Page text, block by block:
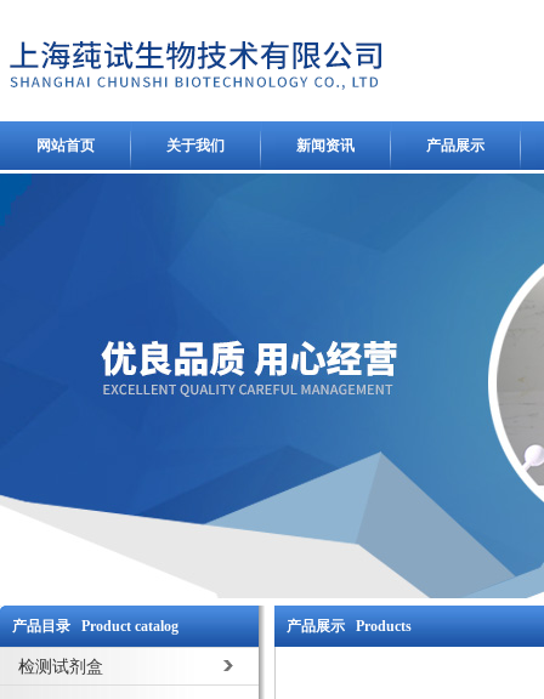
网站首页 关于我们 新闻资讯 产品展示
产品目录 Product catalog
检测试剂盒
产品展示 Products